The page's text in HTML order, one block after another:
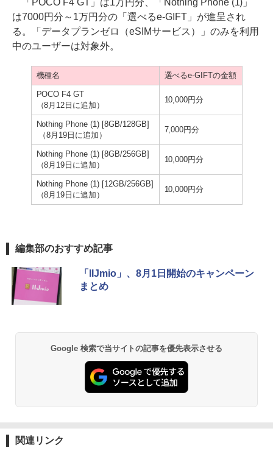
は7000円分～1万円分の「選べるe-GIFT」が進呈され
る。「データプランゼロ（eSIMサービス）」のみを利用
中のユーザーは対象外。
機種名 選べるe-GIFTの金額
POCO F4 GT
（8月12日に追加）
10,000円分
Nothing Phone (1) [8GB/128GB]
（8月19日に追加）
7,000円分
Nothing Phone (1) [8GB/256GB]
（8月19日に追加）
10,000円分
Nothing Phone (1) [12GB/256GB]
（8月19日に追加）
10,000円分
編集部のおすすめ記事
「IIJmio」、8月1日開始のキャンペーン
まとめ
Google 検索で当サイトの記事を優先表示させる
関連リンク